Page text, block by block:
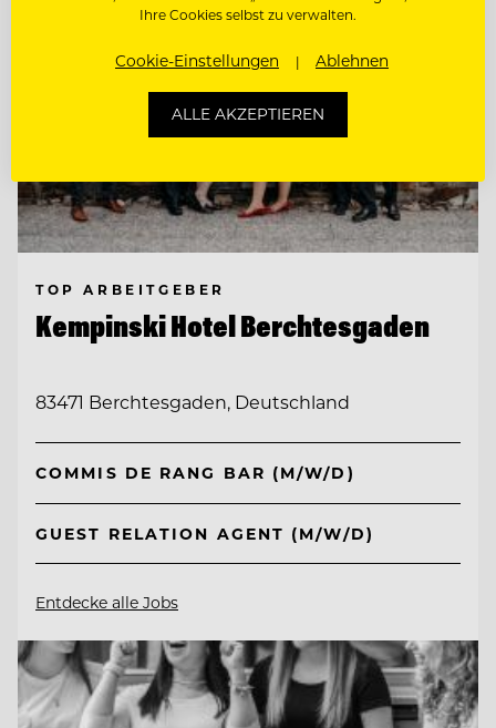
TOP ARBEITGEBER
Kempinski Hotel Berchtesgaden
83471 Berchtesgaden, Deutschland
COMMIS DE RANG BAR (M/W/D)
GUEST RELATION AGENT (M/W/D)
Entdecke alle Jobs
Ihre Cookies selbst zu verwalten.
Cookie-Einstellungen Ablehnen
ALLE AKZEPTIEREN